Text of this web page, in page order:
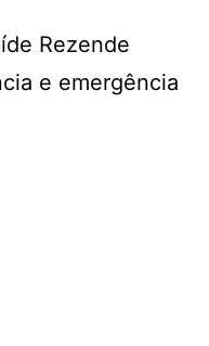
Rezende
e emergência